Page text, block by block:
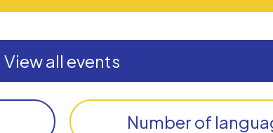
View all events
Number of